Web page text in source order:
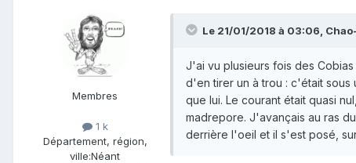
Membres
1 k
Département, région,
ville:Néant
Le 21/01/2018 à 03:06,
J'ai vu plusieurs fois des
d'en tirer un à trou : c'était
que lui. Le courant était quasi
madrepore. J'avançais au ras
derrière l'oeil et il s'est posé,